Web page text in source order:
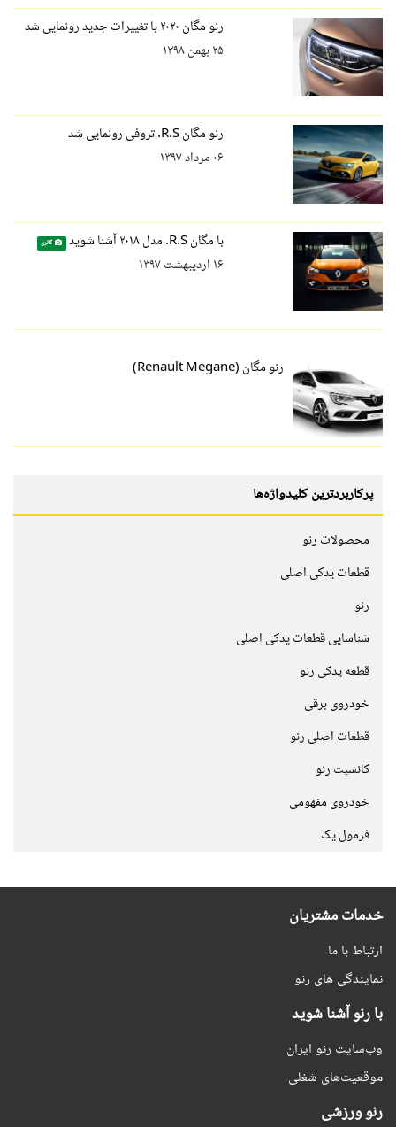
رنو مگان ۲۰۲۰ با تغییرات جدید رونمایی شد
۲۵ بهمن ۱۳۹۸
رنو مگان R.S. تروفی رونمایی شد
۰۶ مرداد ۱۳۹۷
با مگان R.S. مدل ۲۰۱۸ آشنا شوید گالری
۱۶ اردیبهشت ۱۳۹۷
رنو مگان (Renault Megane)
پرکاربردترین کلیدواژه‌ها
محصولات رنو
قطعات یدکی اصلی
رنو
شناسایی قطعات یدکی اصلی
قطعه یدکی رنو
خودروی برقی
قطعات اصلی رنو
کانسپت رنو
خودروی مفهومی
فرمول یک
خدمات مشتریان
ارتباط با ما
نمایندگی های رنو
با رنو آشنا شوید
وب‌سایت رنو ایران
موقعیت‌های شغلی
رنو ورزشی